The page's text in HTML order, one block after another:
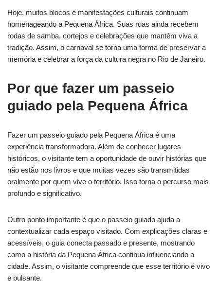
Hoje, muitos blocos e manifestações culturais continuam
homenageando a Pequena África. Suas ruas ainda recebem
rodas de samba, cortejos e celebrações que mantêm viva a
tradição. Assim, o carnaval se torna uma forma de preservar a
memória e celebrar a força da cultura negra no Rio de Janeiro.
Por que fazer um passeio
guiado pela Pequena África
Fazer um passeio guiado pela Pequena África é uma
experiência transformadora. Além de conhecer lugares
históricos, o visitante tem a oportunidade de ouvir histórias que
não estão nos livros e que muitas vezes são transmitidas
oralmente por quem vive o território. Isso torna o percurso mais
profundo e significativo.
Outro ponto importante é que o passeio guiado ajuda a
contextualizar cada espaço visitado. Com explicações claras e
acessíveis, o guia conecta passado e presente, mostrando
como a história da Pequena África continua influenciando a
cidade. Assim, o visitante compreende que esse território é vivo
e pulsante.